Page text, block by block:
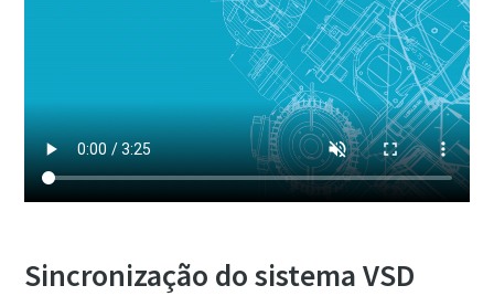
Sincronização do sistema VSD